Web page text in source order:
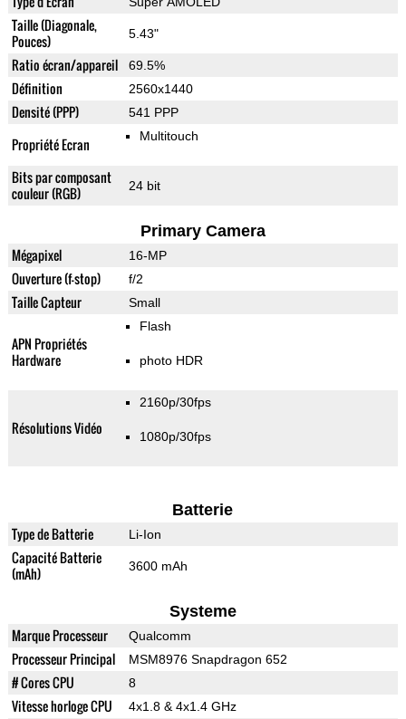
Taille (Diagonale,
Pouces)
5.43"
Ratio écran/appareil 69.5%
Définition 2560x1440
Densité (PPP) 541 PPP
Propriété Ecran Multitouch
Bits par composant
couleur (RGB)
24 bit
Primary Camera
Mégapixel 16-MP
Ouverture (f-stop) f/2
Taille Capteur Small
APN Propriétés
Hardware
Flash
photo HDR
Résolutions Vidéo
2160p/30fps
1080p/30fps
Batterie
Type de Batterie Li-Ion
Capacité Batterie
(mAh)
3600 mAh
Systeme
Marque Processeur Qualcomm
Processeur Principal MSM8976 Snapdragon 652
# Cores CPU 8
Vitesse horloge CPU 4x1.8 & 4x1.4 GHz